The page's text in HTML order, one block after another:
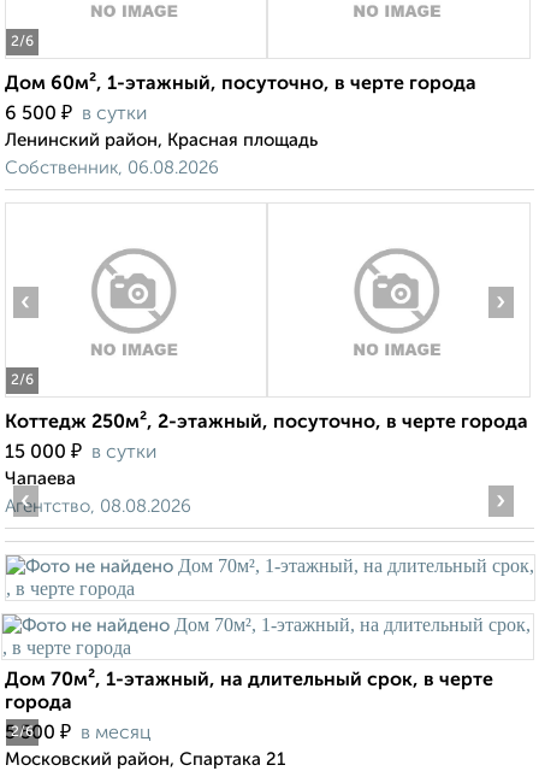
2/6
Дом 60м², 1-этажный, посуточно, в черте города
6 500 ₽ в сутки
Ленинский район, Красная площадь
Собственник, 06.08.2026
2/6
‹ ›
Коттедж 250м², 2-этажный, посуточно, в черте города
15 000 ₽ в сутки
Чапаева
Агентство, 08.08.2026
2/6
‹ ›
Дом 70м², 1-этажный, на длительный срок, в черте
города
5 500 ₽ в месяц
Московский район, Спартака 21